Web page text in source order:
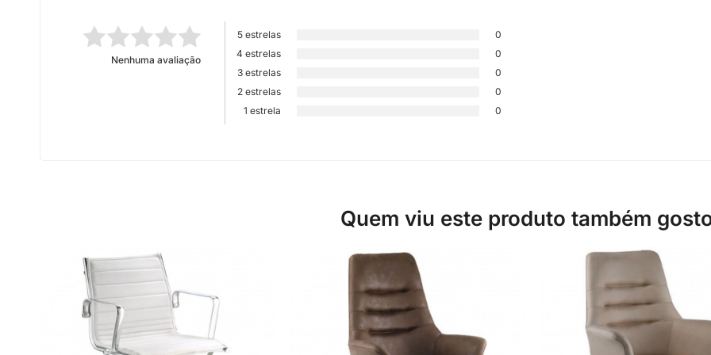
Nenhuma avaliação
5 estrelas
0
4 estrelas
0
3 estrelas
0
2 estrelas
0
1 estrela
0
Quem viu este produto também